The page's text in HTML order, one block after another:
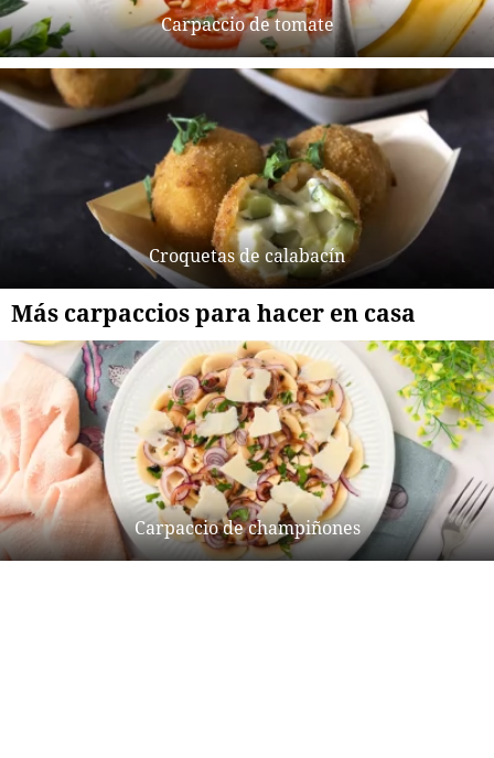
Carpaccio de tomate
Croquetas de calabacín
Más carpaccios para hacer en casa
Carpaccio de champiñones